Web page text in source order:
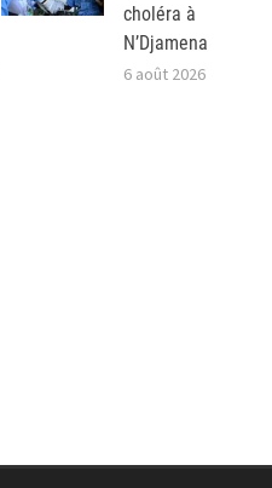
choléra à
N’Djamena
6 août 2026